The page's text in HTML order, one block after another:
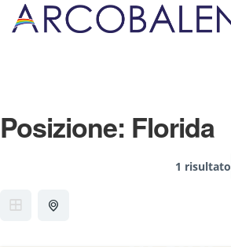
Posizione: Florida
1 risultato